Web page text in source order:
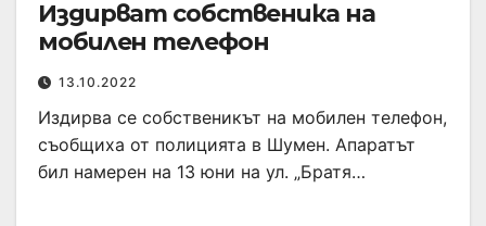
Издирват собственика на
мобилен телефон
13.10.2022
Издирва се собственикът на мобилен телефон,
съобщиха от полицията в Шумен. Апаратът
бил намерен на 13 юни на ул. „Братя…